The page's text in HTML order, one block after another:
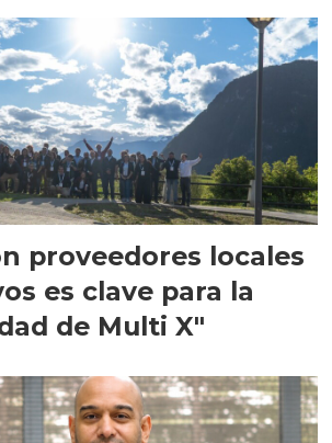
proveedores locales
es clave para la
de Multi X"